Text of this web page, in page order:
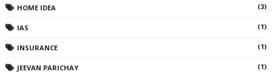
HOME IDEA (3)
IAS (1)
INSURANCE (1)
JEEVAN PARICHAY (1)